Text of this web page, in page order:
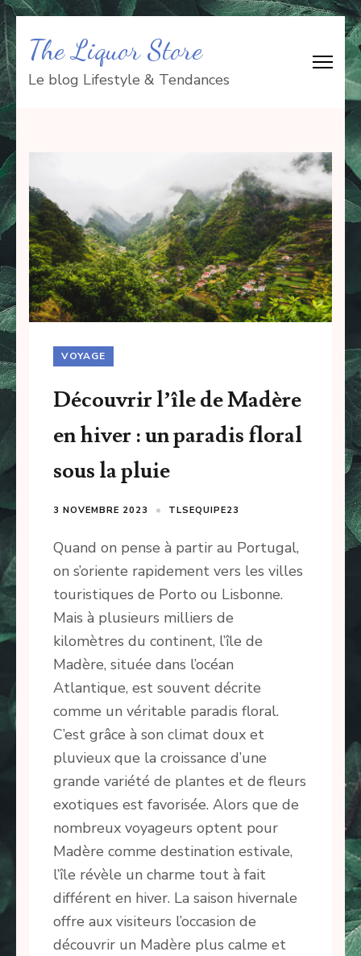
Aller
au
contenu
(Pressez
Entrée)
The Liquor Store
Le blog Lifestyle & Tendances
VOYAGE
Découvrir l’île de Madère
en hiver : un paradis floral
sous la pluie
3 NOVEMBRE 2023 TLSEQUIPE23
Quand on pense à partir au Portugal,
on s’oriente rapidement vers les villes
touristiques de Porto ou Lisbonne.
Mais à plusieurs milliers de
kilomètres du continent, l’île de
Madère, située dans l’océan
Atlantique, est souvent décrite
comme un véritable paradis floral.
C’est grâce à son climat doux et
pluvieux que la croissance d’une
grande variété de plantes et de fleurs
exotiques est favorisée. Alors que de
nombreux voyageurs optent pour
Madère comme destination estivale,
l’île révèle un charme tout à fait
différent en hiver. La saison hivernale
offre aux visiteurs l’occasion de
découvrir un Madère plus calme et